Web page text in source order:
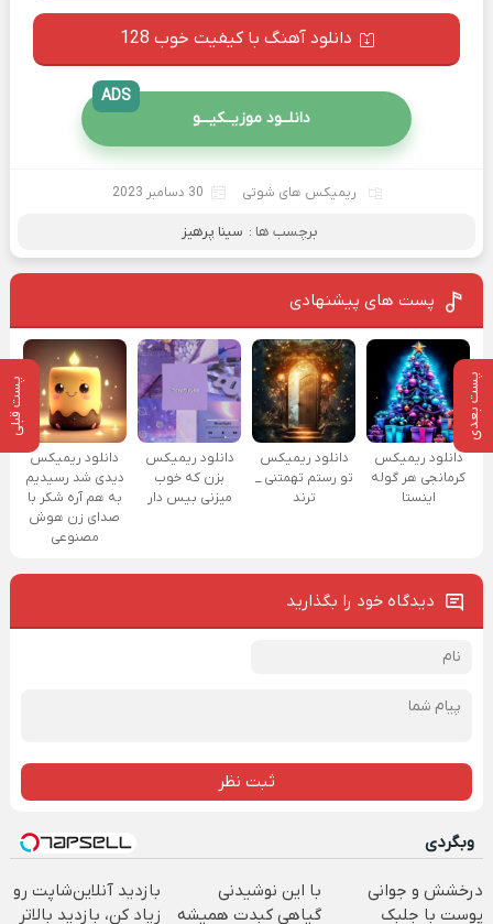
پست بعدی پست قبلی
دانلود آهنگ با کیفیت خوب 128
دانلــود موزیــکیـــو
ADS
ریمیکس های شوتی 30 دسامبر 2023
برچسب ها : سینا پرهیز
پست های پیشنهادی
دانلود ریمیکس
کرمانجی هر گوله
اینستا
دانلود ریمیکس
تو رستم تهمتنی _
ترند
دانلود ریمیکس
بزن که خوب
میزنی بیس دار
دانلود ریمیکس
دیدی شد رسیدیم
به هم آره شکر با
صدای زن هوش
مصنوعی
دیدگاه خود را بگذارید
ثبت نظر
وبگردی
درخشش و جوانی
پوست با جلبک
با این نوشیدنی
گیاهی کبدت همیشه
بازدید آنلاین‌شاپت رو
زیاد کن، بازدید بالاتر